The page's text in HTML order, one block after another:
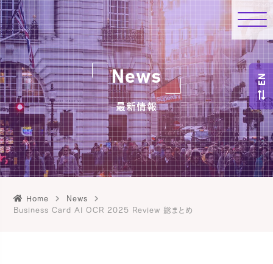
News
最新情報
Home
News
Business Card AI OCR 2025 Review 総まとめ
EN